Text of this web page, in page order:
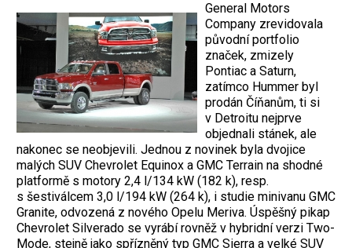
General Motors
Company zrevidovala
původní portfolio
značek, zmizely
Pontiac a Saturn,
zatímco Hummer byl
prodán Číňanům, ti si
v Detroitu nejprve
objednali stánek, ale
nakonec se neobjevili. Jednou z novinek byla dvojice
malých SUV Chevrolet Equinox a GMC Terrain na shodné
platformě s motory 2,4 l/134 kW (182 k), resp.
s šestiválcem 3,0 l/194 kW (264 k), i studie minivanu GMC
Granite, odvozená z nového Opelu Meriva. Úspěšný pikap
Chevrolet Silverado se vyrábí rovněž v hybridní verzi Two-
Mode, stejně jako spřízněný typ GMC Sierra a velké SUV